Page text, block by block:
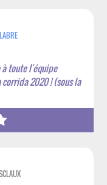
à toute l'équipe
2020 ! (sous la